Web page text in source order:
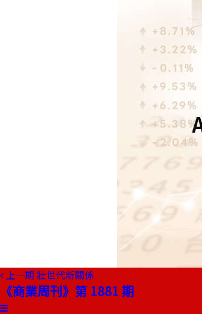
上一期 壯世代新關係
《商業周刊》第 1881 期